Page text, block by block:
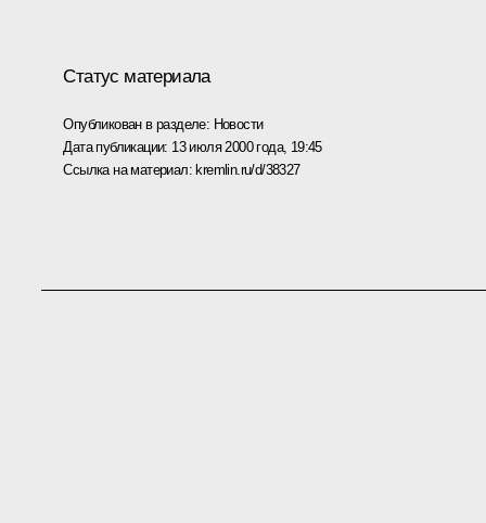
Статус материала
Опубликован в разделе: Новости
Дата публикации: 13 июля 2000 года, 19:45
Ссылка на материал:kremlin.ru/d/38327